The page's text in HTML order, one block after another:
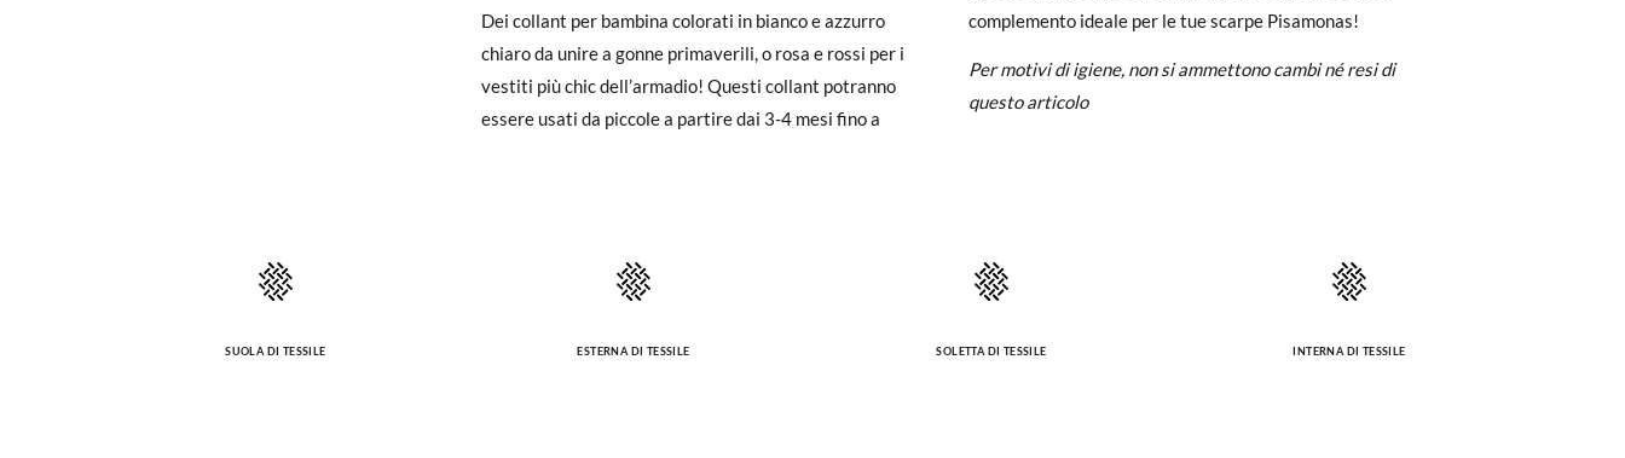
Dei collant per bambina colorati in bianco e azzurro
chiaro da unire a gonne primaverili, o rosa e rossi per i
vestiti più chic dell’armadio! Questi collant potranno
essere usati da piccole a partire dai 3-4 mesi fino a
complemento ideale per le tue scarpe Pisamonas!
Per motivi di igiene, non si ammettono cambi né resi di
questo articolo
Per sostituire un articolo, ti preghiamo di restituire il paio originale utilizzando l'etichetta fornita presso qualsiasi
ufficio postale Poste Italiane e di effettuare un nuovo ordine per la taglia o il modello desiderato.
SUOLA DI TESSILE ESTERNA DI TESSILE SOLETTA DI TESSILE INTERNA DI TESSILE